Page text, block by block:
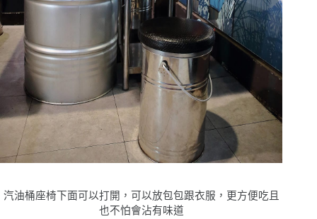
汽油桶座椅下面可以打開，可以放包包跟衣服，更方便吃且
也不怕會沾有味道